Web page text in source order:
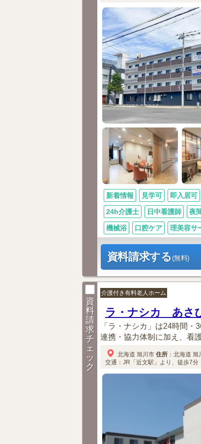
新着情報 見学可 即入居可
24h介護士 日中看護師 夜
機械浴 口腔ケア 理美容サ
資料請求する(無料)
資
料
請
求
チ
ェ
ッ
ク
介護付き有料老人ホーム
ラ・ナシカ あさ
「ラ・ナシカ」は24時間
連携・協力体制に加え、看
北海道 旭川市 住所 ： 北海道 旭
交通：JR「近文駅」より、徒歩7分